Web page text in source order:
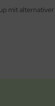
mit